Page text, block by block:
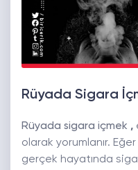
Rüyada Sigara
Rüyada sigara içmek ,
olarak yorumlanır.
gerçek hayatında